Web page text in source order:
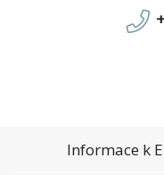
Informace k